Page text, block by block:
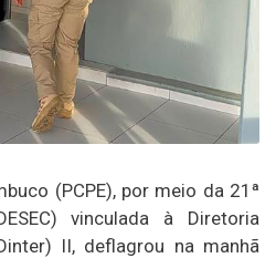
(PCPE), por meio da 21ª
vinculada à Diretoria
II, deflagrou na manhã